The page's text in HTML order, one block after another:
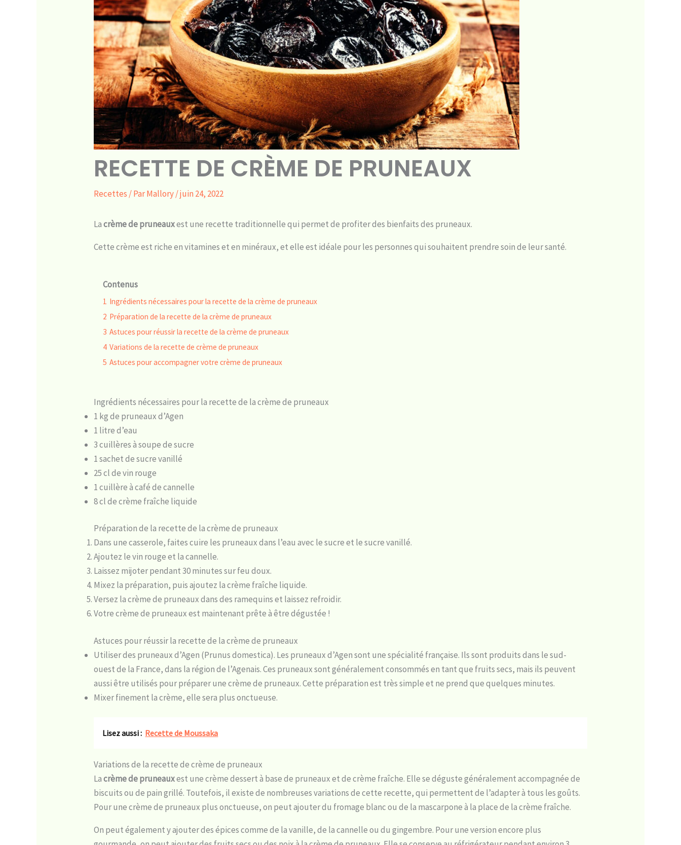
RECETTE DE CRÈME DE PRUNEAUX
Recettes / ParMallory/juin 24, 2022
Lacrème de pruneauxest une recette traditionnelle qui permet de profiter des bienfaits des pruneaux.
Cette crème est riche en vitamines et en minéraux, et elle est idéale pour les personnes qui souhaitent prendre soin de leur santé.
Contenus
1 Ingrédients nécessaires pour la recette de la crème de pruneaux
2 Préparation de la recette de la crème de pruneaux
3 Astuces pour réussir la recette de la crème de pruneaux
4 Variations de la recette de crème de pruneaux
5 Astuces pour accompagner votre crème de pruneaux
Ingrédients nécessaires pour la recette de la crème de pruneaux
1 kg de pruneaux d’Agen
1 litre d’eau
3 cuillères à soupe de sucre
1 sachet de sucre vanillé
25 cl de vin rouge
1 cuillère à café de cannelle
8 cl de crème fraîche liquide
Préparation de la recette de la crème de pruneaux
Dans une casserole, faites cuire les pruneaux dans l’eau avec le sucre et le sucre vanillé.
Ajoutez le vin rouge et la cannelle.
Laissez mijoter pendant 30 minutes sur feu doux.
Mixez la préparation, puis ajoutez la crème fraîche liquide.
Versez la crème de pruneaux dans des ramequins et laissez refroidir.
Votre crème de pruneaux est maintenant prête à être dégustée !
Astuces pour réussir la recette de la crème de pruneaux
Utiliser des pruneaux d’Agen (Prunus domestica). Les pruneaux d’Agen sont une spécialité française. Ils sont produits dans le sud-
ouest de la France, dans la région de l’Agenais. Ces pruneaux sont généralement consommés en tant que fruits secs, mais ils peuvent
aussi être utilisés pour préparer une crème de pruneaux. Cette préparation est très simple et ne prend que quelques minutes.
Mixer finement la crème, elle sera plus onctueuse.
Lisez aussi : Recette de Moussaka
Variations de la recette de crème de pruneaux
Lacrème de pruneauxest une crème dessert à base de pruneaux et de crème fraîche. Elle se déguste généralement accompagnée de
biscuits ou de pain grillé. Toutefois, il existe de nombreuses variations de cette recette, qui permettent de l’adapter à tous les goûts.
Pour une crème de pruneaux plus onctueuse, on peut ajouter du fromage blanc ou de la mascarpone à la place de la crème fraîche.
On peut également y ajouter des épices comme de la vanille, de la cannelle ou du gingembre. Pour une version encore plus